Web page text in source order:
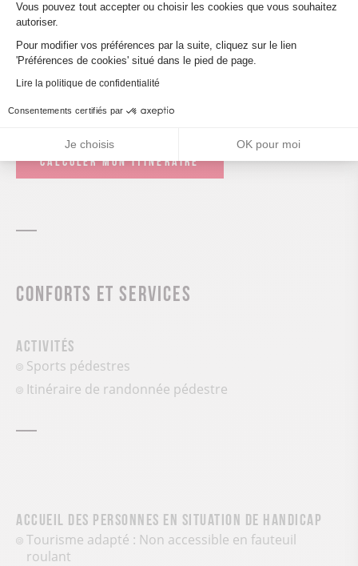
CALCULER MON ITINÉRAIRE
Conforts et services
Activités
Sports pédestres
Itinéraire de randonnée pédestre
Accueil des personnes en situation de handicap
Tourisme adapté : Non accessible en fauteuil
roulant
Vous pouvez tout accepter ou choisir les cookies que vous souhaitez
autoriser.
Pour modifier vos préférences par la suite, cliquez sur le lien
'Préférences de cookies' situé dans le pied de page.
Lire la politique de confidentialité
Consentements certifiés par
Je choisis OK pour moi